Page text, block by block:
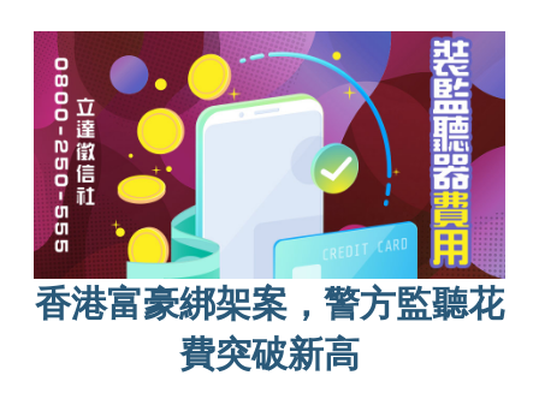
香港富豪綁架案，警方監聽花
費突破新高